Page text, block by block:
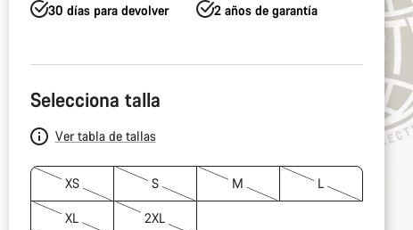
30 días para devolver 2 años de garantía
del
producto
Selecciona talla
Ver tabla de tallas
XS S M L
XL 2XL